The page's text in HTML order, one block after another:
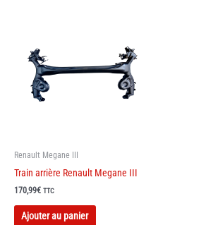
Renault Megane III
Train arrière Renault Megane III
170,99€ TTC
Ajouter au panier